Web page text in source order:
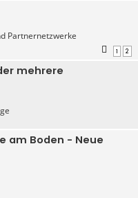
Partnernetzwerke
1 2
mehrere
am Boden - Neue